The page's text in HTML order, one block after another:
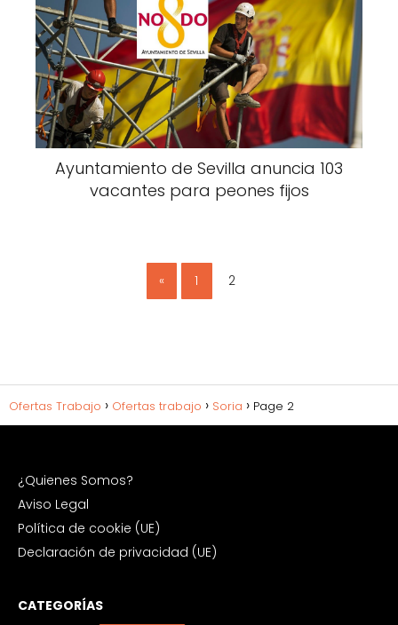
Ayuntamiento de Sevilla anuncia 103
vacantes para peones fijos
« 1 2
Ofertas Trabajo Ofertas trabajo Soria Page 2
¿Quienes Somos?
Aviso Legal
Política de cookie (UE)
Declaración de privacidad (UE)
CATEGORÍAS